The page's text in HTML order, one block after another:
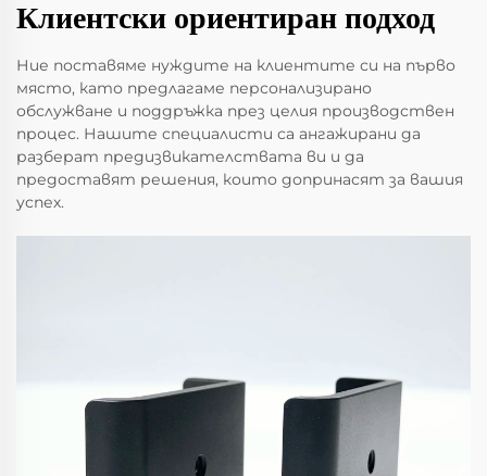
Клиентски ориентиран подход
Ние поставяме нуждите на клиентите си на първо
място, като предлагаме персонализирано
обслужване и поддръжка през целия производствен
процес. Нашите специалисти са ангажирани да
разберат предизвикателствата ви и да
предоставят решения, които допринасят за вашия
успех.